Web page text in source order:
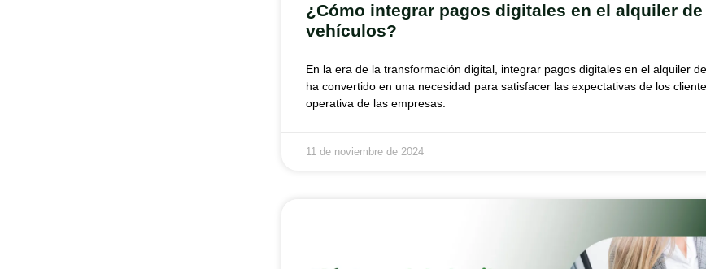
¿Cómo integrar pagos digitales en el alquiler de
vehículos?
En la era de la transformación digital, integrar pagos digitales en el alquiler
ha convertido en una necesidad para satisfacer las expectativas de los
operativa de las empresas.
11 de noviembre de 2024